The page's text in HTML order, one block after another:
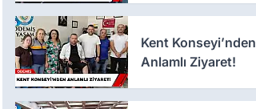
Kent Konseyi’nden
Anlamlı Ziyaret!